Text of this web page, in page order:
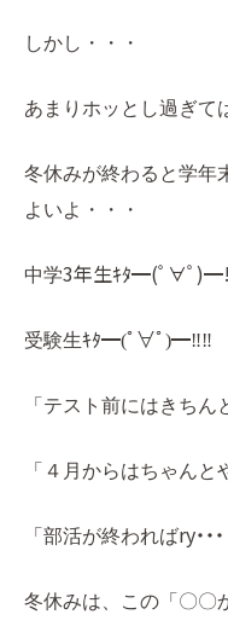
しかし・・・
あまりホッとし過ぎて
冬休みが終わると学年
よいよ・・・
中学3年生ｷﾀ━(ﾟ∀ﾟ)━!
受験生ｷﾀ━(ﾟ∀ﾟ)━‼‼
「テスト前にはきちん
「４月からはちゃんと
「部活が終わればry・・
冬休みは、この「〇〇